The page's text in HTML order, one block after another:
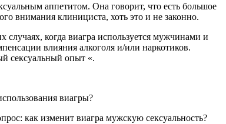
аппетитом. Она говорит, что есть большое
внимания клинициста, хоть это и не законно.
когда виагра используется мужчинами и
влияния алкоголя и/или наркотиков.
сексуальный опыт «.
виагры?
как изменит виагра мужскую сексуальность?